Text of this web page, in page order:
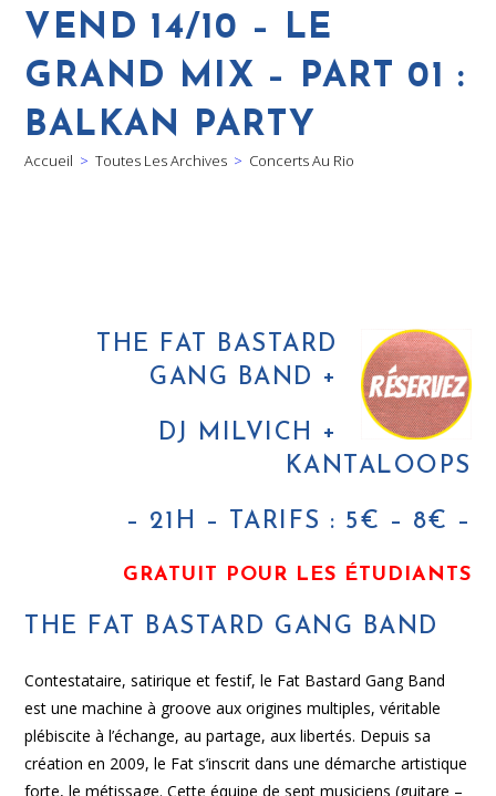
VEND 14/10 – LE
GRAND MIX – PART 01 :
BALKAN PARTY
Accueil > Toutes Les Archives > Concerts Au Rio
THE FAT BASTARD
GANG BAND +
DJ MILVICH +
KANTALOOPS
– 21H – TARIFS : 5€ – 8€ –
GRATUIT POUR LES ÉTUDIANTS
THE FAT BASTARD GANG BAND
Contestataire, satirique et festif, le Fat Bastard Gang Band
est une machine à groove aux origines multiples, véritable
plébiscite à l’échange, au partage, aux libertés. Depuis sa
création en 2009, le Fat s’inscrit dans une démarche artistique
forte, le métissage. Cette équipe de sept musiciens (guitare –